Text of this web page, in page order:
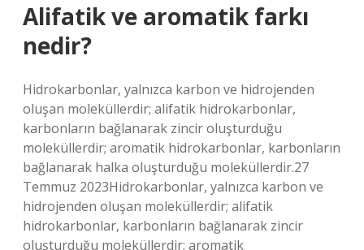
Alifatik ve aromatik farkı
nedir?
Hidrokarbonlar, yalnızca karbon ve hidrojenden
oluşan moleküllerdir; alifatik hidrokarbonlar,
karbonların bağlanarak zincir oluşturduğu
moleküllerdir; aromatik hidrokarbonlar, karbonların
bağlanarak halka oluşturduğu moleküllerdir.27
Temmuz 2023Hidrokarbonlar, yalnızca karbon ve
hidrojenden oluşan moleküllerdir; alifatik
hidrokarbonlar, karbonların bağlanarak zincir
oluşturduğu moleküllerdir; aromatik